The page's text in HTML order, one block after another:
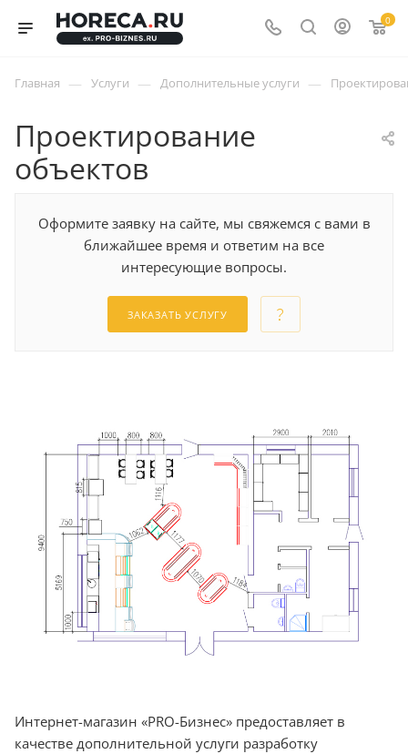
0
Главная — Услуги — Дополнительные услуги —
Проектирование
объектов
Оформите заявку на сайте, мы свяжемся с вами в
ближайшее время и ответим на все
интересующие вопросы.
ЗАКАЗАТЬ УСЛУГУ
Интернет-магазин «PRO-Бизнес» предоставляет в
качестве дополнительной услуги разработку